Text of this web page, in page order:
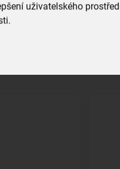
uživatelského